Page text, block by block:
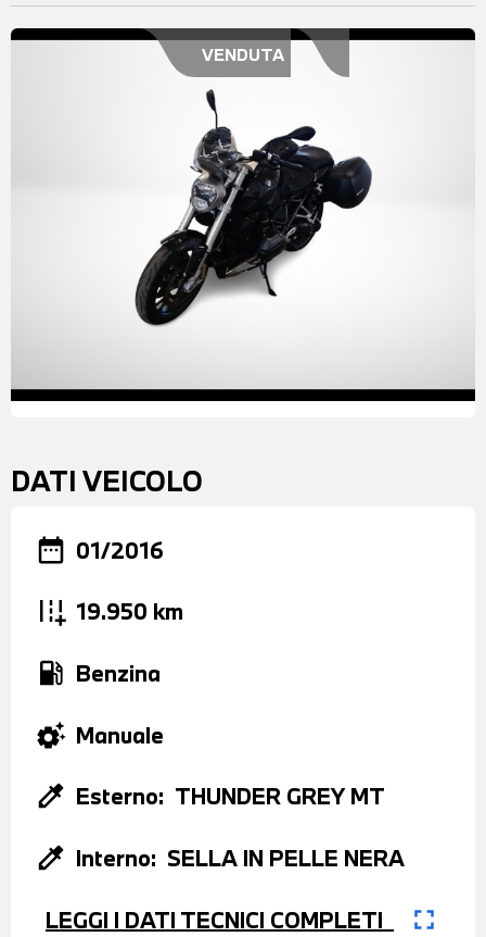
VENDUTA
DATI VEICOLO
date_range 01/2016
add_road 19.950 km
local_gas_station Benzina
settings_suggest Manuale
colorize Esterno: THUNDER GREY MT
colorize Interno: SELLA IN PELLE NERA
LEGGI I DATI TECNICI COMPLETI fullscreen